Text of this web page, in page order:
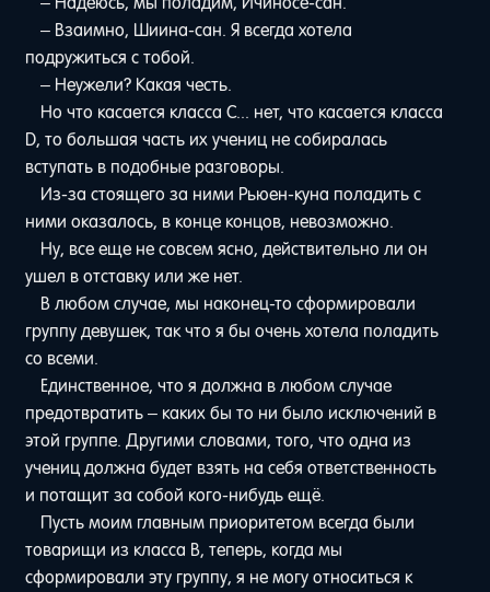
– Взаимно, Шиина-сан. Я всегда хотела
подружиться с тобой.
– Неужели? Какая честь.
Но что касается класса C... нет, что касается класса
D, то большая часть их учениц не собиралась
вступать в подобные разговоры.
Из-за стоящего за ними Рьюен-куна поладить с
ними оказалось, в конце концов, невозможно.
Ну, все еще не совсем ясно, действительно ли он
ушел в отставку или же нет.
В любом случае, мы наконец-то сформировали
группу девушек, так что я бы очень хотела поладить
со всеми.
Единственное, что я должна в любом случае
предотвратить – каких бы то ни было исключений в
этой группе. Другими словами, того, что одна из
учениц должна будет взять на себя ответственность
и потащит за собой кого-нибудь ещё.
Пусть моим главным приоритетом всегда были
товарищи из класса B, теперь, когда мы
сформировали эту группу, я не могу относиться к